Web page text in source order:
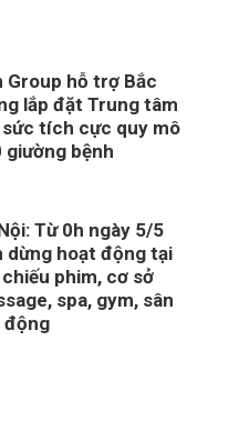
Group hỗ trợ Bắc
lắp đặt Trung tâm
sức tích cực quy mô
giường bệnh
Từ 0h ngày 5/5
dừng hoạt động tại
phim, cơ sở
spa, gym, sân
động